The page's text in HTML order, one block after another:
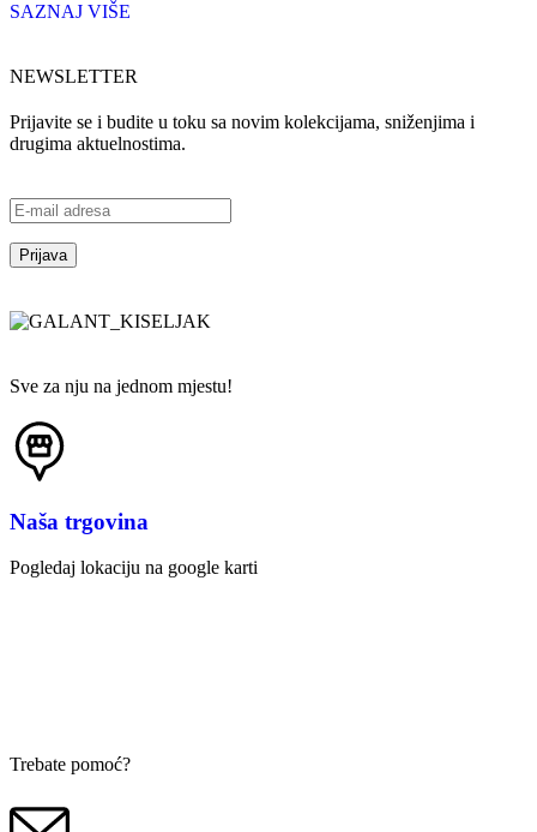
SAZNAJ VIŠE
NEWSLETTER
Prijavite se i budite u toku sa novim kolekcijama, sniženjima i
drugima aktuelnostima.
Sve za nju na jednom mjestu!
Naša trgovina
Pogledaj lokaciju na google karti
Trebate pomoć?